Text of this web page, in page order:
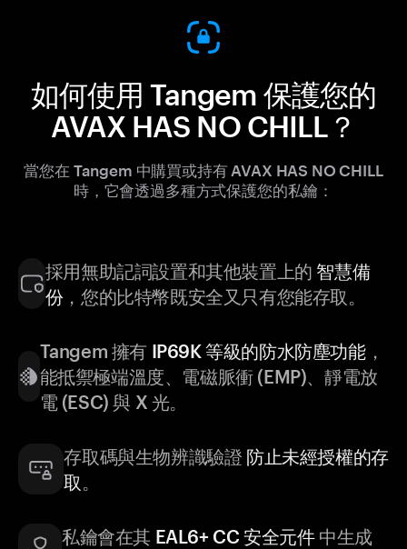
如何使用 Tangem 保護您的
AVAX HAS NO CHILL？
當您在 Tangem 中購買或持有 AVAX HAS NO CHILL
時，它會透過多種方式保護您的私鑰：
採用無助記詞設置和其他裝置上的 智慧備
份，您的比特幣既安全又只有您能存取。
Tangem 擁有 IP69K 等級的防水防塵功能，
能抵禦極端溫度、電磁脈衝 (EMP)、靜電放
電 (ESC) 與 X 光。
存取碼與生物辨識驗證 防止未經授權的存
取 。
私鑰會在其 EAL6+ CC 安全元件中生成